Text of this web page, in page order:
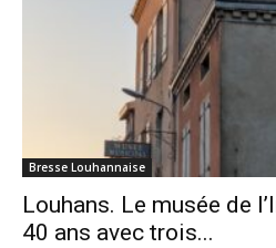
Bresse Louhannaise
Louhans. Le musée de
40 ans avec trois...